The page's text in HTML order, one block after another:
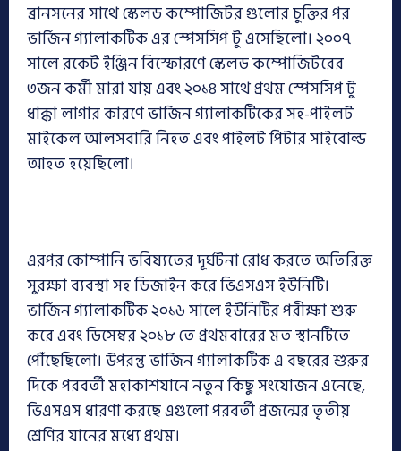
ব্রানসনের সাথে স্কেলড কম্পোজিটর গুলোর চুক্তির পর
ভার্জিন গ্যালাকটিক এর স্পেসসিপ টু এসেছিলো। ২০০৭
সালে রকেট ইঞ্জিন বিস্ফোরণে স্কেলড কম্পোজিটরের
৩জন কর্মী মারা যায় এবং ২০১৪ সাথে প্রথম স্পেসসিপ টু
ধাক্কা লাগার কারণে ভার্জিন গ্যালাকটিকের সহ-পাইলট
মাইকেল আলসবারি নিহত এবং পাইলট পিটার সাইবোল্ড
আহত হয়েছিলো।
এরপর কোম্পানি ভবিষ্যতের দূর্ঘটনা রোধ করতে অতিরিক্ত
সুরক্ষা ব্যবস্থা সহ ডিজাইন করে ভিএসএস ইউনিটি।
ভার্জিন গ্যালাকটিক ২০১৬ সালে ইউনিটির পরীক্ষা শুরু
করে এবং ডিসেম্বর ২০১৮ তে প্রথমবারের মত স্থানটিতে
পৌঁছেছিলো। উপরন্তু ভার্জিন গ্যালাকটিক এ বছরের শুরুর
দিকে পরবর্তী মহাকাশযানে নতুন কিছু সংযোজন এনেছে,
ভিএসএস ধারণা করছে এগুলো পরবর্তী প্রজন্মের তৃতীয়
শ্রেণির যানের মধ্যে প্রথম।